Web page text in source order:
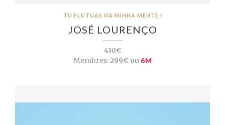
TU FLUTUAS NA MINHA MENTE I
JOSÉ LOURENÇO
430€
Membres:299€ ou 6M